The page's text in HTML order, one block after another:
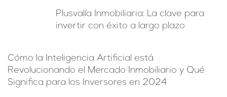
Plusvalía Inmobiliaria: La clave para
invertir con éxito a largo plazo
Cómo la Inteligencia Artificial está
Revolucionando el Mercado Inmobiliario y Qué
Significa para los Inversores en 2024